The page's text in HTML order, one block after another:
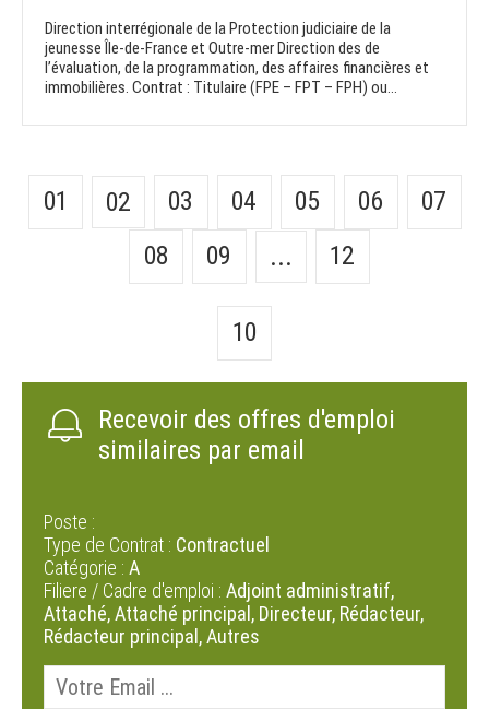
Direction interrégionale de la Protection judiciaire de la
jeunesse Île-de-France et Outre-mer Direction des de
l’évaluation, de la programmation, des affaires financières et
immobilières. Contrat : Titulaire (FPE – FPT – FPH) ou...
01 02 03 04 05 06
07
08
09 ... 12
10
Recevoir des offres d'emploi
similaires par email
Poste :
Type de Contrat : Contractuel
Catégorie : A
Filiere / Cadre d'emploi : Adjoint administratif,
Attaché, Attaché principal, Directeur, Rédacteur,
Rédacteur principal, Autres